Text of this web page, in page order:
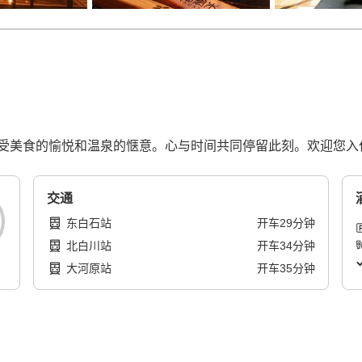
美食的愉悦和温泉的惬意。心与时间共同停留此刻。欢迎您
交通
东白石站 开车29分钟
北白川站
开车34分钟
大河原站
开车35分钟